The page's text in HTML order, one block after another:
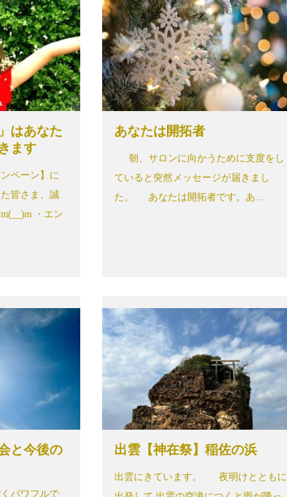
はあなた
ます
ペーン】に
皆さま、誠
・エン
あなたは開拓者
朝、サロンに向かうために支度をし
ていると突然メッセージが届きまし
た。 あなたは開拓者です。あ…
と今後の
パワフルで
出雲【神在祭】稲佐の浜
出雲にきています。 夜明けとともに